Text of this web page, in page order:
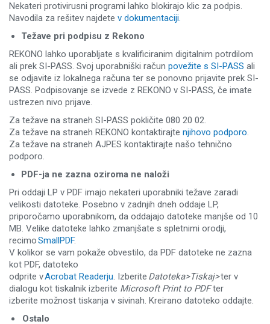
Nekateri protivirusni programi lahko blokirajo klic za podpis.
Navodila za rešitev najdete v dokumentaciji.
Težave pri podpisu z Rekono
REKONO lahko uporabljate s kvalificiranim digitalnim potrdilom
ali prek SI-PASS. Svoj uporabniški račun povežite s SI-PASS ali
se odjavite iz lokalnega računa ter se ponovno prijavite prek SI-
PASS. Podpisovanje se izvede z REKONO v SI-PASS, če imate
ustrezen nivo prijave.
Za težave na straneh SI-PASS pokličite 080 20 02.
Za težave na straneh REKONO kontaktirajte njihovo podporo.
Za težave na straneh AJPES kontaktirajte našo tehnično
podporo.
PDF-ja ne zazna oziroma ne naloži
Pri oddaji LP v PDF imajo nekateri uporabniki težave zaradi
velikosti datoteke. Posebno v zadnjih dneh oddaje LP,
priporočamo uporabnikom, da oddajajo datoteke manjše od 10
MB. Velike datoteke lahko zmanjšate s spletnimi orodji,
recimoSmallPDF.
V kolikor se vam pokaže obvestilo, da PDF datoteke ne zazna
kot PDF, datoteko
odprite vAcrobat Readerju. Izberite Datoteka>Tiskaj>ter v
dialogu kot tiskalnik izberite Microsoft Print to PDFter
izberite možnost tiskanja v sivinah. Kreirano datoteko oddajte.
Ostalo